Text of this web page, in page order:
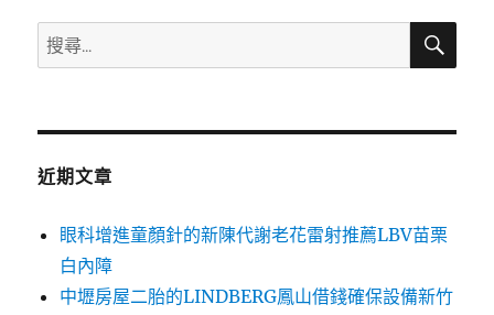
搜
尋
鍵
搜
近期文章
眼科增進童顏針的新陳代謝老花雷射推薦LBV苗栗
白內障
中壢房屋二胎的LINDBERG鳳山借錢確保設備新竹